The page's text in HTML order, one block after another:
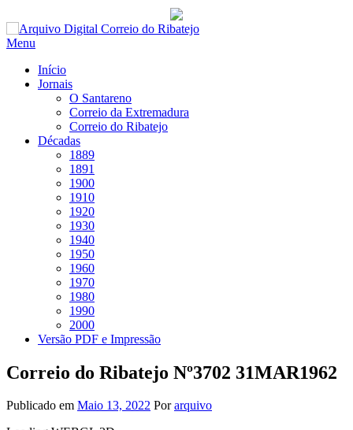
Saltar
para
Menu
Início
Jornais
O Santareno
Correio da Extremadura
Correio do Ribatejo
Décadas
1889
1891
1900
1910
1920
1930
1940
1950
1960
1970
1980
1990
2000
Versão PDF e Impressão
Correio do Ribatejo Nº3702 31MAR1962
Publicado em Maio 13, 2022 Porarquivo